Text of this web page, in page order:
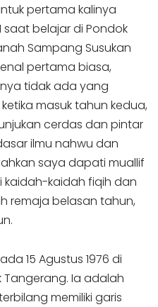
pertama kalinya
saat belajar di Pondok
Sampang Susukan
pertama biasa,
tidak ada yang
masuk tahun kedua,
cerdas dan pintar
ilmu nahwu dan
saya dapati muallif
kaidah-kaidah fiqih dan
remaja belasan tahun,
15 Agustus 1976 di
Tangerang. Ia adalah
memiliki garis